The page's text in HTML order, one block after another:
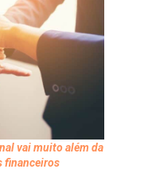
vai muito além da
financeiros